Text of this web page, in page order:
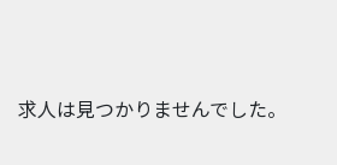
求人は見つかりませんでした。